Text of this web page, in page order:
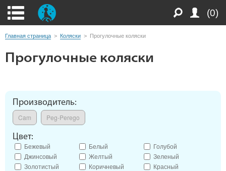
(0)
Главная страница > Коляски > Прогулочные коляски
Прогулочные коляски
Производитель:
Cam Peg-Perego
Цвет:
Бежевый Белый
Голубой
Джинсовый
Желтый
Зеленый
Золотистый
Коричневый
Красный